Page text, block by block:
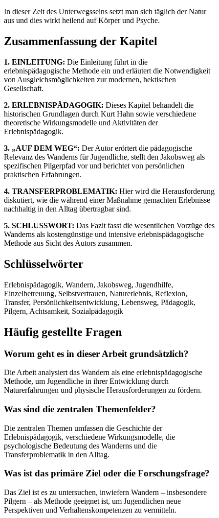
In dieser Zeit des Unterwegsseins setzt man sich täglich der Natur
aus und dies wirkt heilend auf Körper und Psyche.
Zusammenfassung der Kapitel
1. EINLEITUNG: Die Einleitung führt in die
erlebnispädagogische Methode ein und erläutert die Notwendigkeit
von Ausgleichsmöglichkeiten zur modernen, hektischen
Gesellschaft.
2. ERLEBNISPÄDAGOGIK: Dieses Kapitel behandelt die
historischen Grundlagen durch Kurt Hahn sowie verschiedene
theoretische Wirkungsmodelle und Aktivitäten der
Erlebnispädagogik.
3. „AUF DEM WEG“: Der Autor erörtert die pädagogische
Relevanz des Wanderns für Jugendliche, stellt den Jakobsweg als
spezifischen Pilgerpfad vor und berichtet von persönlichen
praktischen Erfahrungen.
4. TRANSFERPROBLEMATIK: Hier wird die Herausforderung
diskutiert, wie die während einer Maßnahme gemachten Erlebnisse
nachhaltig in den Alltag übertragbar sind.
5. SCHLUSSWORT: Das Fazit fasst die wesentlichen Vorzüge des
Wanderns als kostengünstige und intensive erlebnispädagogische
Methode aus Sicht des Autors zusammen.
Schlüsselwörter
Erlebnispädagogik, Wandern, Jakobsweg, Jugendhilfe,
Einzelbetreuung, Selbstvertrauen, Naturerlebnis, Reflexion,
Transfer, Persönlichkeitsentwicklung, Lebensweg, Pädagogik,
Pilgern, Achtsamkeit, Sozialpädagogik
Häufig gestellte Fragen
Worum geht es in dieser Arbeit grundsätzlich?
Die Arbeit analysiert das Wandern als eine erlebnispädagogische
Methode, um Jugendliche in ihrer Entwicklung durch
Naturerfahrungen und physische Herausforderungen zu fördern.
Was sind die zentralen Themenfelder?
Die zentralen Themen umfassen die Geschichte der
Erlebnispädagogik, verschiedene Wirkungsmodelle, die
psychologische Bedeutung des Wanderns und die
Transferproblematik in den Alltag.
Was ist das primäre Ziel oder die Forschungsfrage?
Das Ziel ist es zu untersuchen, inwiefern Wandern – insbesondere
Pilgern – als Methode geeignet ist, um Jugendlichen neue
Perspektiven und Verhaltenskompetenzen zu vermitteln.